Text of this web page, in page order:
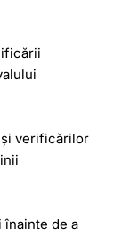
verificărilor
de a